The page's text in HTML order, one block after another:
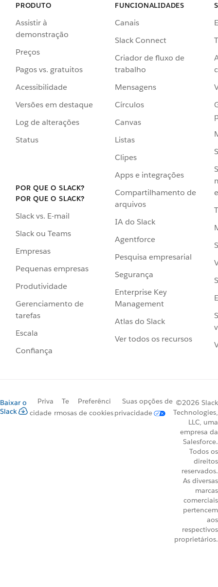
PRODUTO
Assistir à
demonstração
Preços
Pagos vs. gratuitos
Acessibilidade
Versões em destaque
Log de alterações
Status
POR QUE O SLACK?
POR QUE O SLACK?
Slack vs. E-mail
Slack ou Teams
Empresas
Pequenas empresas
Produtividade
Gerenciamento de
tarefas
Escala
Confiança
FUNCIONALIDADES
Canais
Slack Connect
Criador de fluxo de
trabalho
Mensagens
Círculos
Canvas
Listas
Clipes
Apps e integrações
Compartilhamento de
arquivos
IA do Slack
Agentforce
Pesquisa empresarial
Segurança
Enterprise Key
Management
Atlas do Slack
Ver todos os recursos
Baixar o
Slack
Priva
cidade
Te
rmos
Preferênci
as de cookies
Suas opções de
privacidade
©2026 Slack
Technologies,
LLC, uma
empresa da
Salesforce.
Todos os
direitos
reservados.
As diversas
marcas
comerciais
pertencem
aos
respectivos
proprietários.